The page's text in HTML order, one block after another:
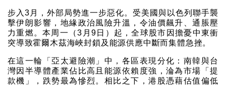
步入3月，外部局勢進一步惡化。受美國與以色列聯手襲
擊伊朗影響，地緣政治風險升溫，令油價飆升、通脹壓
力重燃。本周一（3月9日）起，全球股市因擔憂中東衝
突導致霍爾木茲海峽封鎖及能源供應中斷而集體急挫。
在這一輪「亞太避險潮」中，各區表現分化：南韓與台
灣因半導體產業佔比高且能源依賴度強，淪為市場「提
款機」，跌勢最為慘烈。相比之下，港股憑藉估值偏低